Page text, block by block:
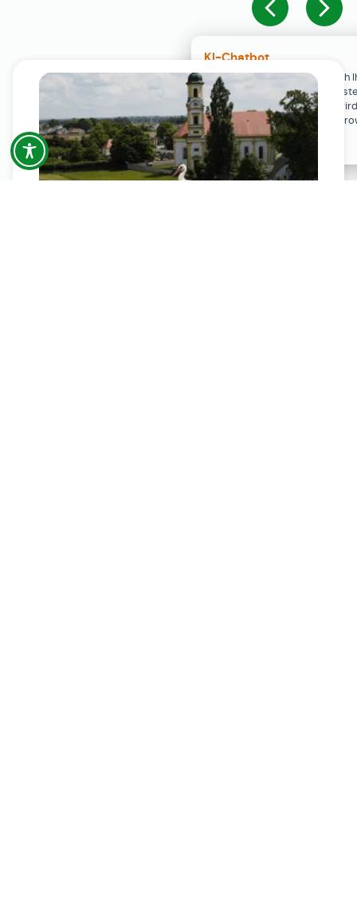
KI-Chatbot
Der KI-Chatbot steht erst nach
Einwilligung in den Cookie-
Verfügung. Der Chat-Verlauf
ausschließlich lokal in Ihrem
gespeichert.